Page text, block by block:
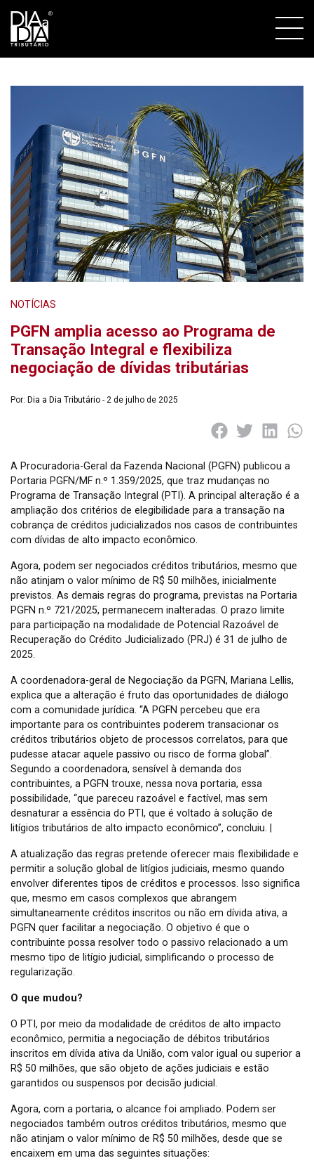
NOTÍCIAS
PGFN amplia acesso ao Programa de
Transação Integral e flexibiliza
negociação de dívidas tributárias
Por: Dia a Dia Tributário - 2 de julho de 2025
A Procuradoria-Geral da Fazenda Nacional (PGFN) publicou a
Portaria PGFN/MF n.º 1.359/2025, que traz mudanças no
Programa de Transação Integral (PTI). A principal alteração é a
ampliação dos critérios de elegibilidade para a transação na
cobrança de créditos judicializados nos casos de contribuintes
com dívidas de alto impacto econômico.
Agora, podem ser negociados créditos tributários, mesmo que
não atinjam o valor mínimo de R$ 50 milhões, inicialmente
previstos. As demais regras do programa, previstas na Portaria
PGFN n.º 721/2025, permanecem inalteradas. O prazo limite
para participação na modalidade de Potencial Razoável de
Recuperação do Crédito Judicializado (PRJ) é 31 de julho de
2025.
A coordenadora-geral de Negociação da PGFN, Mariana Lellis,
explica que a alteração é fruto das oportunidades de diálogo
com a comunidade jurídica. “A PGFN percebeu que era
importante para os contribuintes poderem transacionar os
créditos tributários objeto de processos correlatos, para que
pudesse atacar aquele passivo ou risco de forma global”.
Segundo a coordenadora, sensível à demanda dos
contribuintes, a PGFN trouxe, nessa nova portaria, essa
possibilidade, “que pareceu razoável e factível, mas sem
desnaturar a essência do PTI, que é voltado à solução de
litígios tributários de alto impacto econômico”, concluiu. |
A atualização das regras pretende oferecer mais flexibilidade e
permitir a solução global de litígios judiciais, mesmo quando
envolver diferentes tipos de créditos e processos. Isso significa
que, mesmo em casos complexos que abrangem
simultaneamente créditos inscritos ou não em dívida ativa, a
PGFN quer facilitar a negociação. O objetivo é que o
contribuinte possa resolver todo o passivo relacionado a um
mesmo tipo de litígio judicial, simplificando o processo de
regularização.
O que mudou?
O PTI, por meio da modalidade de créditos de alto impacto
econômico, permitia a negociação de débitos tributários
inscritos em dívida ativa da União, com valor igual ou superior a
R$ 50 milhões, que são objeto de ações judiciais e estão
garantidos ou suspensos por decisão judicial.
Agora, com a portaria, o alcance foi ampliado. Podem ser
negociados também outros créditos tributários, mesmo que
não atinjam o valor mínimo de R$ 50 milhões, desde que se
encaixem em uma das seguintes situações: